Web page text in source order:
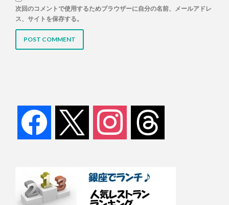
次回のコメントで使用するためブラウザーに自分の名前、メールアドレ
ス、サイトを保存する。
facebook instagram threads